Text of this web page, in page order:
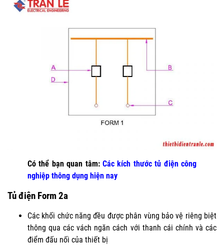
Có thể bạn quan tâm: Các kích thước tủ điện công
nghiệp thông dụng hiện nay
Tủ điện Form 2a
Các khối chức năng đều được phân vùng bảo vệ riêng biệt
thông qua các vách ngăn cách với thanh cái chính và các
điểm đấu nối của thiết bị